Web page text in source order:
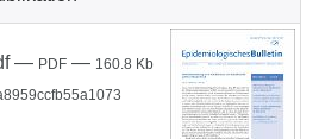
— PDF — 160.8 Kb